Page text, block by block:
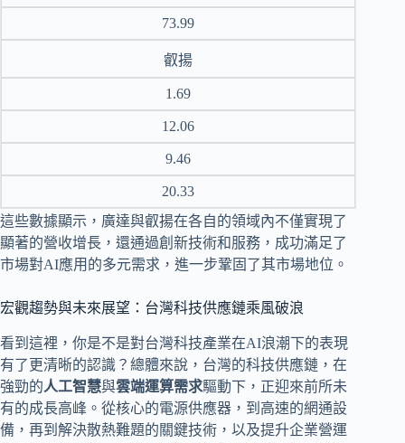
73.99
叡揚
1.69
12.06
9.46
20.33
這些數據顯示，廣達與叡揚在各自的領域內不僅實現了
顯著的營收增長，還通過創新技術和服務，成功滿足了
市場對AI應用的多元需求，進一步鞏固了其市場地位。
宏觀趨勢與未來展望：台灣科技供應鏈乘風破浪
看到這裡，你是不是對台灣科技產業在AI浪潮下的表現
有了更清晰的認識？總體來說，台灣的科技供應鏈，在
強勁的人工智慧與雲端運算需求驅動下，正迎來前所未
有的成長高峰。從核心的電源供應器，到高速的網通設
備，再到解決散熱難題的關鍵技術，以及提升企業營運